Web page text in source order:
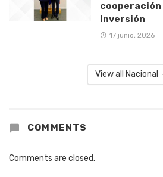
cooperación
Inversión
17 junio, 2026
View all Nacional
COMMENTS
Comments are closed.